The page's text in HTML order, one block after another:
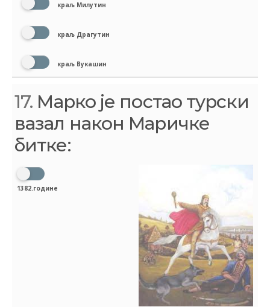
краљ Милутин
краљ Драгутин
краљ Вукашин
17. Марко је постао турски
вазал након Маричке
битке:
1382.године